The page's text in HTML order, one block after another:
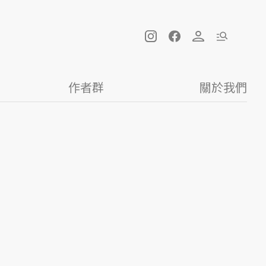
作者群 關於我們